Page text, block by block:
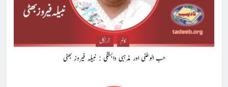
آرٹیکل کالم
حب الوطنی اور مذہبی وابستگی : نبیلہ فیروز بھٹی